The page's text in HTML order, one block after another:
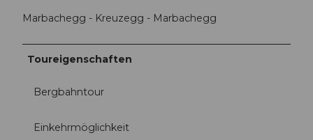
Marbachegg - Kreuzegg - Marbachegg
Toureigenschaften
Bergbahntour
Einkehrmöglichkeit